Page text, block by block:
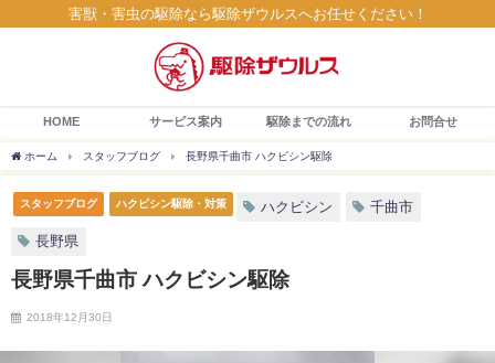
害獣・害虫の駆除なら駆除ザウルスへお任せください！
HOME サービス案内 駆除までの流れ お問合せ
ホーム スタッフブログ 長野県千曲市 ハクビシン駆除
スタッフブログ ハクビシン駆除・対策 ハクビシン 千曲市
長野県
長野県千曲市 ハクビシン駆除
2018年12月30日